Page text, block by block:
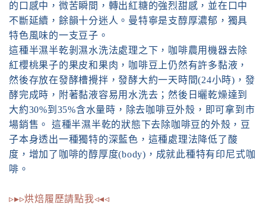
的口感中，微苦瞬間，轉出紅糖的強烈甜感，並在口中
不斷延續，餘韻十分迷人。曼特寧是支醇厚濃郁，獨具
特色風味的一支豆子。
這種半濕半乾剝濕水洗法處理之下，咖啡農用機器去除
紅櫻桃果子的果皮和果肉，咖啡豆上仍然有許多黏液，
然後存放在發酵槽攪拌，發酵大約一天時間(24小時)，發
酵完成時，附著黏液容易用水洗去；然後日曬乾燥達到
大約30%到35%含水量時，除去咖啡豆外殼，即可拿到市
場銷售。 這種半濕半乾的狀態下去除咖啡豆的外殼，豆
子本身透出一種獨特的深藍色，這種處理法降低了酸
度，增加了咖啡的醇厚度(body)，成就此種特有印尼式咖
啡。
▹▸▹烘焙履歷請點我◃◂◃